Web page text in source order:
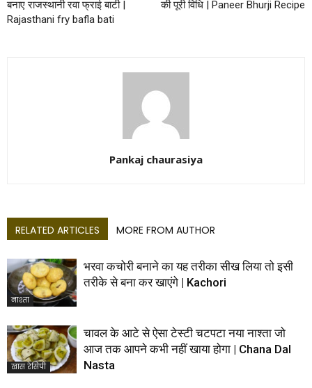
बनाए राजस्थानी रवा फ्राई बाटी |
Rajasthani fry bafla bati
की पूरी विधि | Paneer Bhurji Recipe
Pankaj chaurasiya
RELATED ARTICLES MORE FROM AUTHOR
नाश्ता
भरवा कचोरी बनाने का यह तरीका सीख लिया तो इसी
तरीके से बना कर खाएंगे | Kachori
खास रेसिपी
चावल के आटे से ऐसा टेस्टी चटपटा नया नाश्ता जो
आज तक आपने कभी नहीं खाया होगा | Chana Dal
Nasta